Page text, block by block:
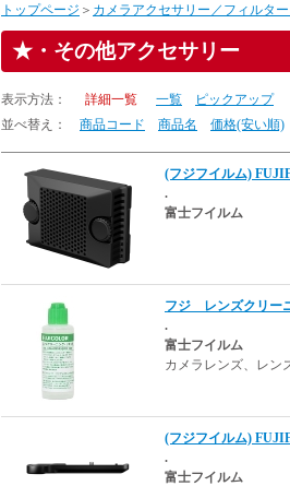
トップページ ＞ カメラアクセサリー／フィルタ
・その他アクセサリー
表示方法： 詳細一覧 一覧
ピックアップ
並べ替え：
商品コード 商品名 価格(安い順)
(フジフイルム)
.
富士フイルム
フジ レンズクリー
.
富士フイルム
カメラレンズ、レン
(フジフイルム)
.
富士フイルム